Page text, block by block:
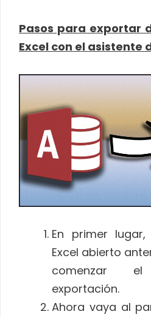
Pasos para exportar
Excel con el asistente
En primer
Excel abierto
comenzar
exportación.
Ahora vaya al